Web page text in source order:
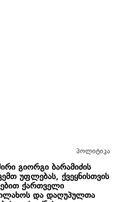
პოლიტიკა
გიორგი ბარამიძის
უფლებას, ქვეყნისთვის
ქართველი
და დაღუპულთა